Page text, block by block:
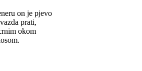
on je pjevo
prati,
okom